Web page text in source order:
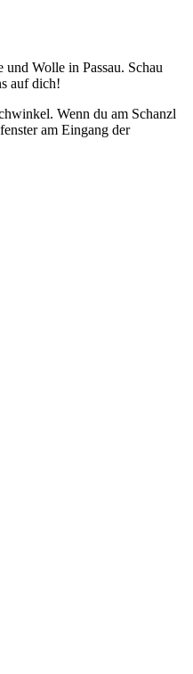
Wolle in Passau. Schau
auf dich!
Wenn du am Schanzl
am Eingang der